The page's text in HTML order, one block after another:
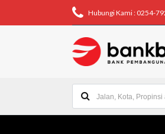
Hubungi Kami : 0254-